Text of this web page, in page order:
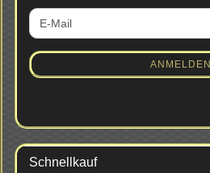
WEITER
ZUR
ANMELDUNG
E-
Mail
ANMELDEN
Schnellkauf